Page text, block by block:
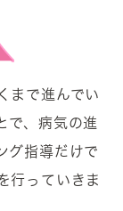
まで進んでい
で、病気の進
グ指導だけで
行っていきま